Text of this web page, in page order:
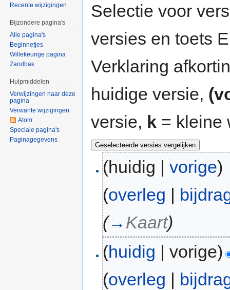
Selectie voor
versies en toets
Verklaring
huidige versie,
versie, k = kleine
(huidig |vorige)
(overleg |
(→ Kaart)
(huidig | vorige)
(overleg
Recente wijzigingen
Bijzondere pagina's
Alle pagina's
Beginnetjes
Willekeurige pagina
Zandbak
Hulpmiddelen
Verwijzingen naar deze
pagina
Verwante wijzigingen
Atom
Speciale pagina's
Paginagegevens